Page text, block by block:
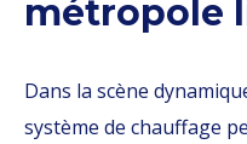
métropole
Dans la scène
système de chauffage